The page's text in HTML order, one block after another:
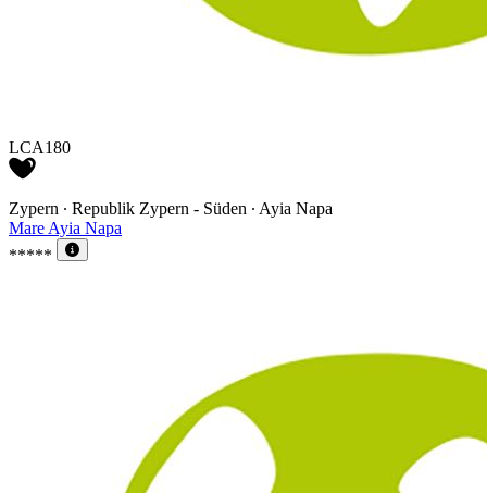
LCA180
Zypern ∙ Republik Zypern - Süden ∙ Ayia Napa
Mare Ayia Napa
*****